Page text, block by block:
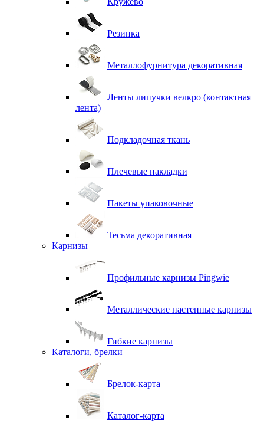
Резинка
Металлофурнитура декоративная
Ленты липучки велкро (контактная
лента)
Подкладочная ткань
Плечевые накладки
Пакеты упаковочные
Тесьма декоративная
Карнизы
Профильные карнизы Pingwie
Металлические настенные карнизы
Гибкие карнизы
Каталоги, брелки
Брелок-карта
Каталог-карта